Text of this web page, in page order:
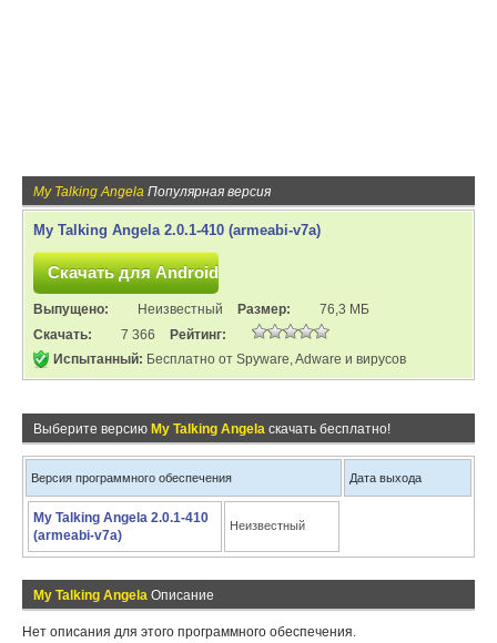
My Talking Angela Популярная версия
My Talking Angela 2.0.1-410 (armeabi-v7a)
Выпущено: Неизвестный Размер:
76,3 МБ
Скачать:
7 366
Рейтинг:
Испытанный: Бесплатно от Spyware, Adware и вирусов
Выберите версию My Talking Angela скачать бесплатно!
Версия программного обеспечения Дата выхода
My Talking Angela 2.0.1-410
(armeabi-v7a)
Неизвестный
My Talking Angela Описание
Нет описания для этого программного обеспечения.